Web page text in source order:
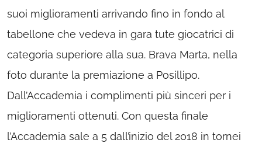
suoi miglioramenti arrivando fino in fondo al
tabellone che vedeva in gara tute giocatrici di
categoria superiore alla sua. Brava Marta, nella
foto durante la premiazione a Posillipo.
Dall’Accademia i complimenti più sinceri per i
miglioramenti ottenuti. Con questa finale
l’Accademia sale a 5 dall’inizio del 2018 in tornei